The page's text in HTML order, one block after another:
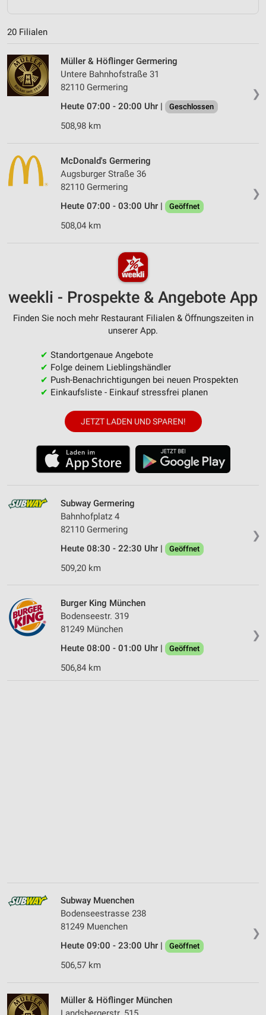
20 Filialen
❯
Müller & Höflinger Germering
Untere Bahnhofstraße 31
82110 Germering
Heute 07:00 - 20:00 Uhr |
Geschlossen
508,98 km
❯
McDonald's Germering
Augsburger Straße 36
82110 Germering
Heute 07:00 - 03:00 Uhr |
Geöffnet
508,04 km
weekli - Prospekte & Angebote App
Finden Sie noch mehr Restaurant Filialen & Öffnungszeiten in
unserer App.
✔ Standortgenaue Angebote
✔ Folge deinem Lieblingshändler
✔ Push-Benachrichtigungen bei neuen Prospekten
✔ Einkaufsliste - Einkauf stressfrei planen
JETZT LADEN UND SPAREN!
❯
Subway Germering
Bahnhofplatz 4
82110 Germering
Heute 08:30 - 22:30 Uhr |
Geöffnet
509,20 km
❯
Burger King München
Bodenseestr. 319
81249 München
Heute 08:00 - 01:00 Uhr |
Geöffnet
506,84 km
❯
Subway Muenchen
Bodenseestrasse 238
81249 Muenchen
Heute 09:00 - 23:00 Uhr |
Geöffnet
506,57 km
Müller & Höflinger München